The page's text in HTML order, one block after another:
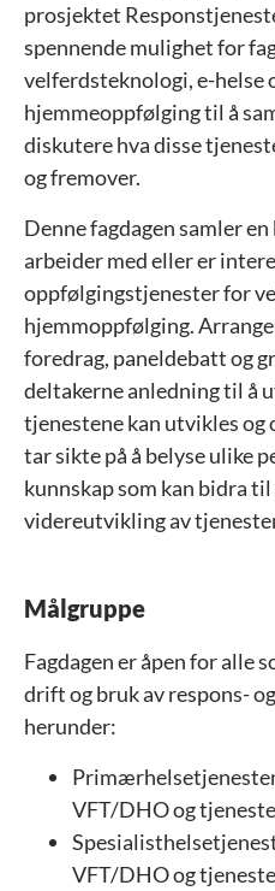
prosjektet
spennende mulighet for
velferdsteknologi, e-helse
hjemmeoppfølging til å
diskutere hva disse
og fremover.
Denne fagdagen samler
arbeider med eller er
oppfølgingstjenester for
hjemmoppfølging.
foredrag, paneldebatt og
deltakerne anledning til å
tjenestene kan utvikles og
tar sikte på å belyse ulike
kunnskap som kan bidra
videreutvikling av
Målgruppe
Fagdagen er åpen for alle
drift og bruk av respons-
herunder:
VFT/DHO og
VFT/DHO og